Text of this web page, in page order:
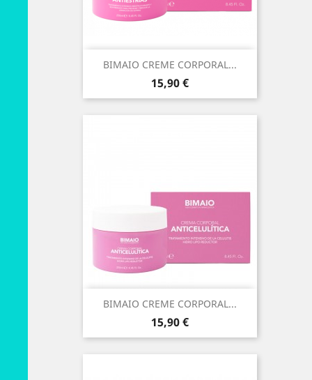
BIMAIO CREME CORPORAL...
Preço
15,90 €
BIMAIO CREME CORPORAL...
Preço
15,90 €